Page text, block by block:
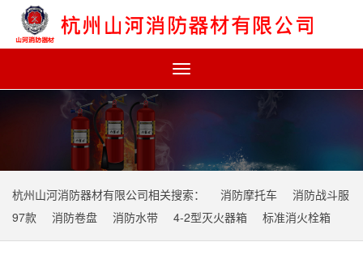
Toggle
杭州山河消防器材有限公司相关搜索： 消防摩托车
消防战斗服
97款
消防卷盘 消防水带 4-2型灭火器箱 标准消火栓箱